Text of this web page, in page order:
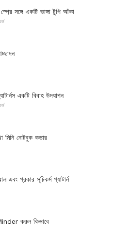
সঙ্গে একটি ভাঙ্গা টুপি আঁকা
একটি বিবাহ উদযাপন
মিনি নোটবুক কভার
এবং প্রকার সূচিকর্ম প্যাটার্ন
করুন কিভাবে